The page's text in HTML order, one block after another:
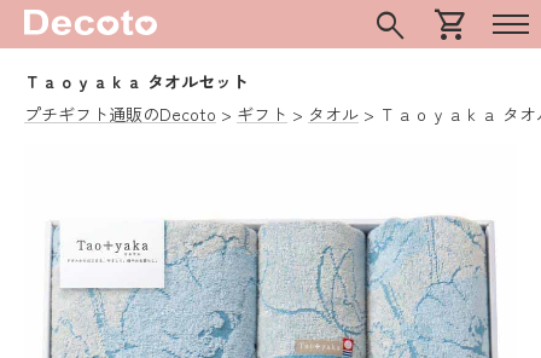
search shopping_cart
Ｔａｏｙａｋａ タオルセット
プチギフト通販のDecoto
ギフト タオル Ｔａｏｙａｋａ タ